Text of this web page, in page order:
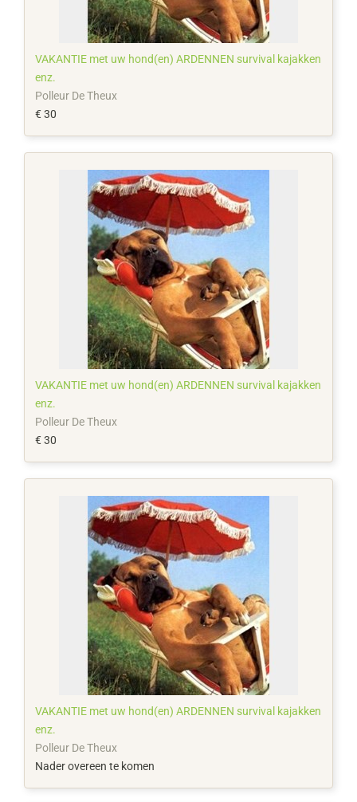
VAKANTIE met uw hond(en) ARDENNEN survival kajakken
enz.
Polleur De Theux
€ 30
VAKANTIE met uw hond(en) ARDENNEN survival kajakken
enz.
Polleur De Theux
€ 30
VAKANTIE met uw hond(en) ARDENNEN survival kajakken
enz.
Polleur De Theux
Nader overeen te komen